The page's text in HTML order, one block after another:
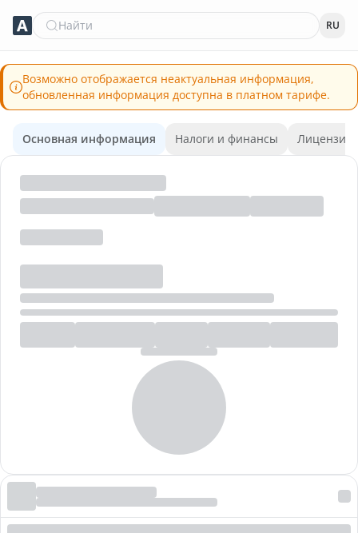
Найти RU
Возможно отображается неактуальная информация,
обновленная информация доступна в платном тарифе.
Основная информация Налоги и финансы Лицензии